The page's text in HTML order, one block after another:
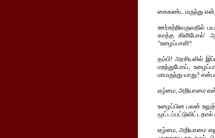
கைகண்ட மருந்து
ஊர்சுற்றிவருவதில்
காத்த கிளிபோல்'
"உழைப்பாளி'!
தம்பி! அரசியலில்
மறந்துபோய்,
மாமருந்து யாது?
ஏழ்மை, அறியாமை
உழைப்பின பலன்
ஏழ்மை, அறியாமை